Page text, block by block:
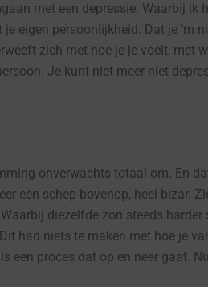
met een depressie. Waarbij ik
eigen persoonlijkheid. Dat je ‘m
zich met hoe je je voelt, met
Je kunt niet meer níet
onverwachts totaal om. En
een schep bovenop, heel bizar.
diezelfde zon steeds harder
had niets te maken met hoe je
een proces dat op en neer gaat.